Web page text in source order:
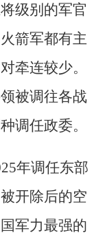
级别的军官
箭军都有主
牵连较少。
被调往各战
调任政委。
年调任东部
开除后的空
军力最强的